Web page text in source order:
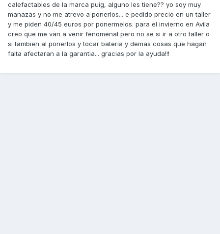
calefactables de la marca puig, alguno les tiene?? yo soy muy
manazas y no me atrevo a ponerlos... e pedido precio en un taller
y me piden 40/45 euros por ponermelos. para el invierno en Avila
creo que me van a venir fenomenal pero no se si ir a otro taller o
si tambien al ponerlos y tocar bateria y demas cosas que hagan
falta afectaran a la garantia... gracias por la ayuda!!!